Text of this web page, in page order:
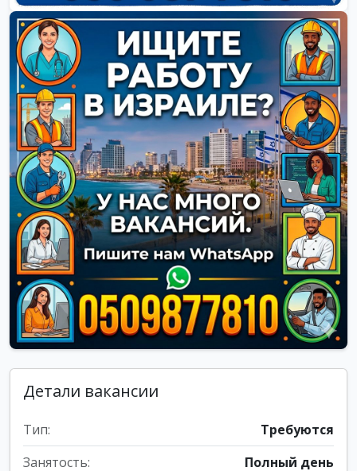
Детали вакансии
Тип:
Требуются
Занятость:
Полный день